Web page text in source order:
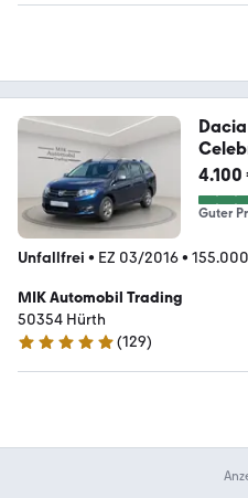
4.100
Guter
Unfallfrei • EZ 03/2016•
MIK Automobil Trading
50354 Hürth
4.9 Sterne
(129)